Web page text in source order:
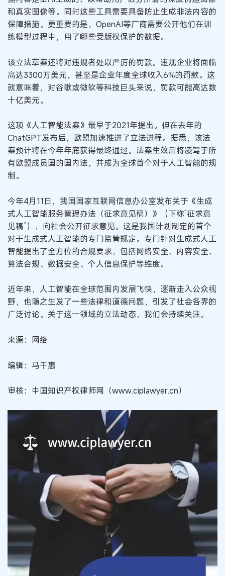
和真实图像等。同时这些工具需要具备防止生成非法内容的
保障措施。更重要的是，OpenAI等厂商需要公开他们在训
练模型过程中，用了哪些受版权保护的数据。
该立法草案还将对违规者处以严厉的罚款。违规企业将面临
高达3300万美元，甚至是企业年度全球收入6%的罚款。这
就意味着，对谷歌或微软等科技巨头来说，罚款可能高达数
十亿美元。
这项《人工智能法案》最早于2021年提出。但在去年的
ChatGPT发布后，欧盟加速推进了立法进程。据悉，该法
案预计将在今年年底获得最终通过。法案生效后将凌驾于所
有欧盟成员国的国内法，并成为全球首个对于人工智能的规
制。
今年4月11日，我国国家互联网信息办公室发布关于《生成
式人工智能服务管理办法（征求意见稿）》（下称“征求意
见稿”），向社会公开征求意见。这是我国计划制定的首个
对于生成式人工智能的专门监管规定。专门针对生成式人工
智能提出了全方位的合规要求，包括网络安全、内容安全、
算法合规、数据安全、个人信息保护等维度。
近年来，人工智能在全球范围内发展飞快，逐渐走入公众视
野，也随之生发了一些法律和道德问题，引发了社会各界的
广泛讨论。关于这一领域的立法动态，我们会持续关注。
来源：网络
编辑：马千惠
审核：中国知识产权律师网（www.ciplawyer.cn）